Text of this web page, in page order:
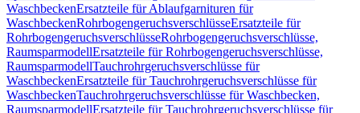
WaschbeckenErsatzteile für Ablaufgarnituren für
WaschbeckenRohrbogengeruchsverschlüsseErsatzteile für
RohrbogengeruchsverschlüsseRohrbogengeruchsverschlüsse,
RaumsparmodellErsatzteile für Rohrbogengeruchsverschlüsse,
RaumsparmodellTauchrohrgeruchsverschlüsse für
WaschbeckenErsatzteile für Tauchrohrgeruchsverschlüsse für
WaschbeckenTauchrohrgeruchsverschlüsse für Waschbecken,
RaumsparmodellErsatzteile für Tauchrohrgeruchsverschlüsse für